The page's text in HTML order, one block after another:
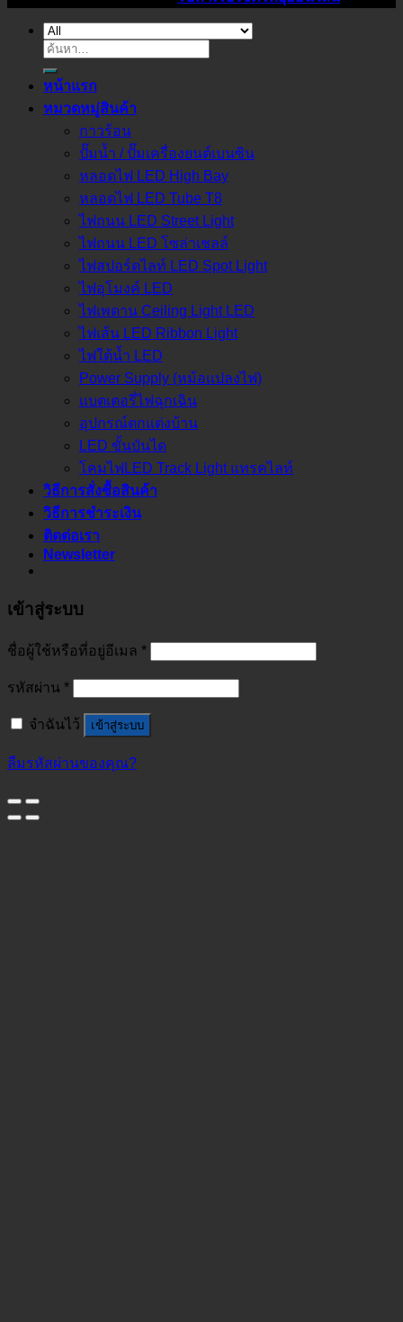
ค้นหา:
หน้าแรก
หมวดหมู่สินค้า
กาวร้อน
ปั๊มน้ำ / ปั๊มเครื่องยนต์เบนซิน
หลอดไฟ LED High Bay
หลอดไฟ LED Tube T8
ไฟถนน LED Street Light
ไฟถนน LED โซล่าเชลล์
ไฟสปอร์ตไลท์ LED Spot Light
ไฟอุโมงค์ LED
ไฟเพดาน Ceiling Light LED
ไฟเส้น LED Ribbon Light
ไฟใต้น้ำ LED
Power Supply (หม้อแปลงไฟ)
แบตเตอรี่ไฟฉุกเฉิน
อุปกรณ์ตกแต่งบ้าน
LED ขั้นบันได
โคมไฟLED Track Light แทรคไลท์
วิธีการสั่งซื้อสินค้า
วิธีการชำระเงิน
ติดต่อเรา
Newsletter
เข้าสู่ระบบ
ชื่อผู้ใช้หรือที่อยู่อีเมล *
รหัสผ่าน *
จำฉันไว้ เข้าสู่ระบบ
ลืมรหัสผ่านของคุณ?